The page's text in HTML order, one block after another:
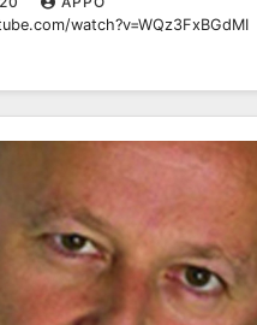
watch?v=WQz3FxBGdMI